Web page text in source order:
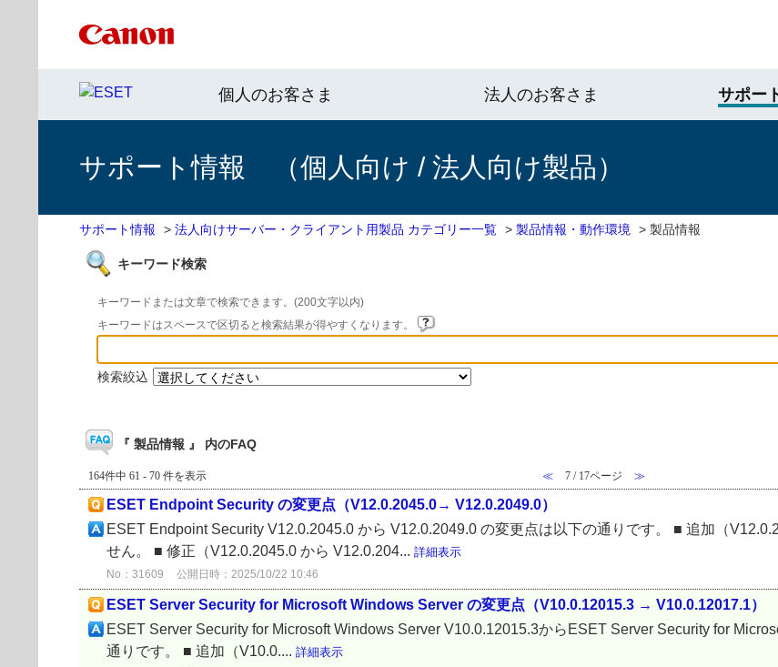
個人のお客さま 法人のお客さま サポー
サポート情報 （個人向け / 法人向け製品）
サポート情報 > 法人向けサーバー・クライアント用製品 カテゴリー一覧 > 製品情報・動作環境 > 製品情報
キーワード検索
キーワードまたは文章で検索できます。(200文字以内)
キーワードはスペースで区切ると検索結果が得やすくなります。
検索絞込
『 製品情報 』 内のFAQ
164件中 61 - 70 件を表示 ≪ 7 / 17ページ ≫
ESET Endpoint Security の変更点（V12.0.2045.0→ V12.0.2049.0）
ESET Endpoint Security V12.0.2045.0 から V12.0.2049.0 の変更点は以下の通りです。 ■ 追加（
せん。 ■ 修正（V12.0.2045.0 から V12.0.204... 詳細表示
No：31609 公開日時：2025/10/22 10:46
ESET Server Security for Microsoft Windows Server の変更点（V10.0.12015.3 → V10.0.12017.1）
ESET Server Security for Microsoft Windows Server V10.0.12015.3からESET Server Security for
通りです。 ■ 追加（V10.0.... 詳細表示